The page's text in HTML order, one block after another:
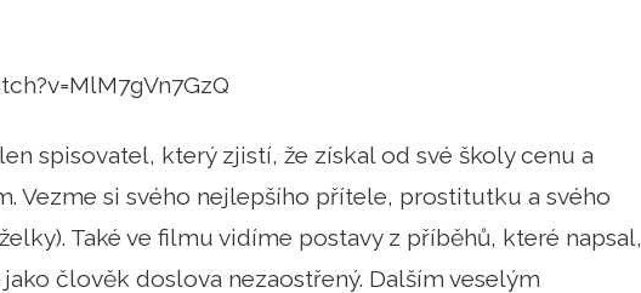
spisovatel, který zjistí, že získal od své školy cenu a
Vezme si svého nejlepšího přítele, prostitutku a svého
Také ve filmu vidíme postavy z příběhů, které napsal,
člověk doslova nezaostřený. Dalším veselým